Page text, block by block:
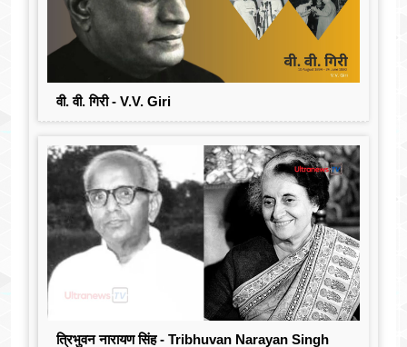
वी. वी. गिरी - V.V. Giri
त्रिभुवन नारायण सिंह - Tribhuvan Narayan Singh